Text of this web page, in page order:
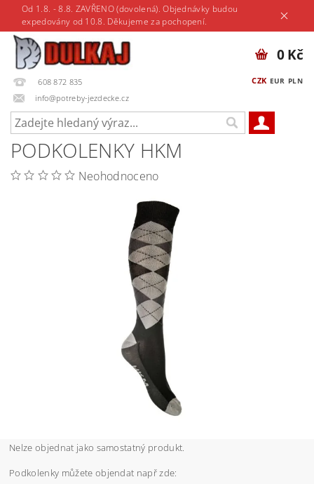
Od 1.8. - 8.8. ZAVŘENO (dovolená). Objednávky budou
expedovány od 10.8. Děkujeme za pochopení.
608 872 835
info@potreby-jezdecke.cz
CZK EUR PLN
0 Kč
PODKOLENKY HKM
Neohodnoceno
Nelze objednat jako samostatný produkt.
Podkolenky můžete objendat např zde: